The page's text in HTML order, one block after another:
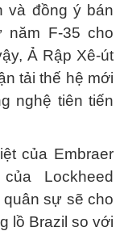
và đồng ý bán
năm F-35 cho
Ả Rập Xê-út
tải thế hệ mới
nghệ tiên tiến
của Embraer
Lockheed
quân sự sẽ cho
lồ Brazil so với